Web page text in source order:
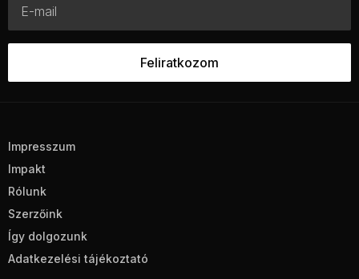
Impresszum
Impakt
Rólunk
Szerzőink
Így dolgozunk
Adatkezelési tájékoztató